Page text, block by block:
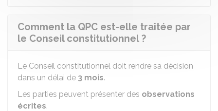
Comment la QPC est-elle traitée par
le Conseil constitutionnel ?
Le Conseil constitutionnel doit rendre sa décision
dans un délai de 3 mois.
Les parties peuvent présenter des observations
écrites.